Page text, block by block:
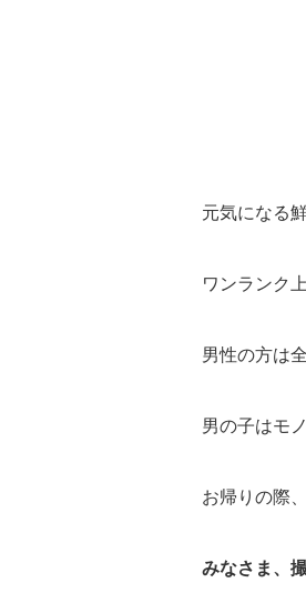
元気になる
ワンランク
男性の方は
男の子はモ
お帰りの際
みなさま、